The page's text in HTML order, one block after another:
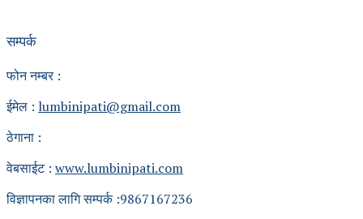
सम्पर्क
फोन नम्बर :
ईमेल : lumbinipati@gmail.com
ठेगाना :
वेबसाईट : www.lumbinipati.com
विज्ञापनका लागि सम्पर्क :9867167236